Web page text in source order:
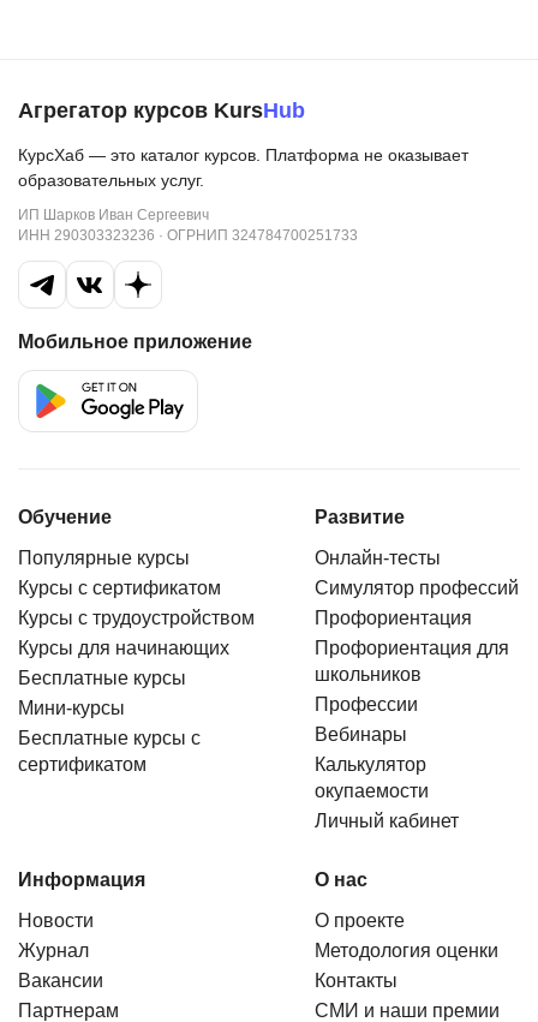
Агрегатор курсов KursHub
КурсХаб — это каталог курсов. Платформа не оказывает
образовательных услуг.
ИП Шарков Иван Сергеевич
ИНН 290303323236 · ОГРНИП 324784700251733
Мобильное приложение
Обучение
Популярные курсы
Курсы с сертификатом
Курсы с трудоустройством
Курсы для начинающих
Бесплатные курсы
Мини-курсы
Бесплатные курсы с
сертификатом
Развитие
Онлайн-тесты
Симулятор профессий
Профориентация
Профориентация для
школьников
Профессии
Вебинары
Калькулятор
окупаемости
Личный кабинет
Информация
Новости
Журнал
Вакансии
Партнерам
О нас
О проекте
Методология оценки
Контакты
СМИ и наши премии